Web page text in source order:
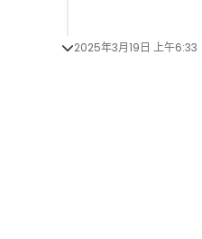
2025年3月19日 上午6:33